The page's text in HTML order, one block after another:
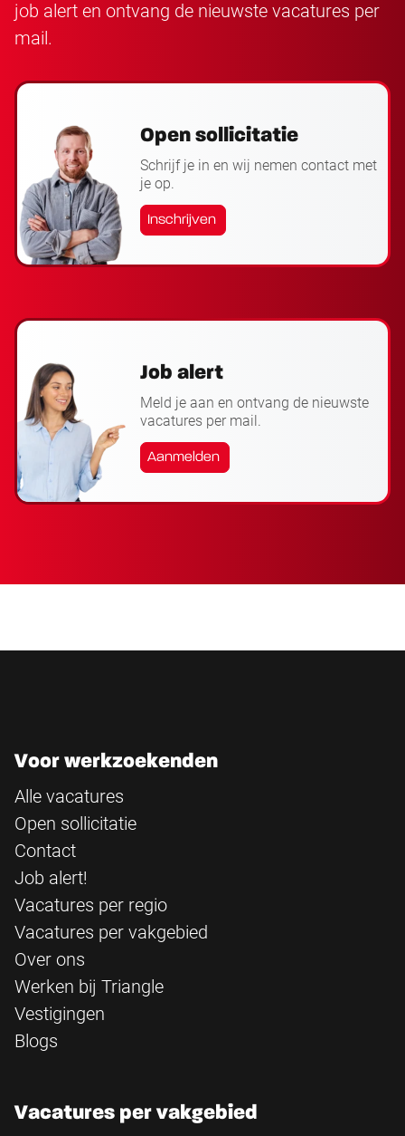
job alert en ontvang de nieuwste vacatures per
mail.
Open sollicitatie
Schrijf je in en wij nemen contact met
je op.
Inschrijven
Job alert
Meld je aan en ontvang de nieuwste
vacatures per mail.
Aanmelden
Voor werkzoekenden
Alle vacatures
Open sollicitatie
Contact
Job alert!
Vacatures per regio
Vacatures per vakgebied
Over ons
Werken bij Triangle
Vestigingen
Blogs
Vacatures per vakgebied